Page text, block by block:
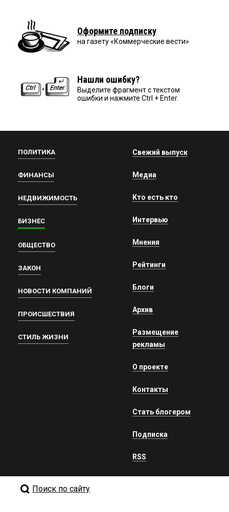
Оформите подписку
на газету «Коммерческие вести»
Нашли ошибку?
Выделите фрагмент с текстом
ошибки и нажмите Ctrl + Enter.
ПОЛИТИКА
ФИНАНСЫ
НЕДВИЖИМОСТЬ
БИЗНЕС
ОБЩЕСТВО
ЗАКОН
НОВОСТИ КОМПАНИЙ
ПРОИСШЕСТВИЯ
СТИЛЬ ЖИЗНИ
Свежий выпуск
Медиа
Кто есть кто
Интервью
Мнения
Рейтинги
Блоги
Архив
Размещение
рекламы
О проекте
Контакты
Стать блогером
Подписка
RSS
Поиск по сайту